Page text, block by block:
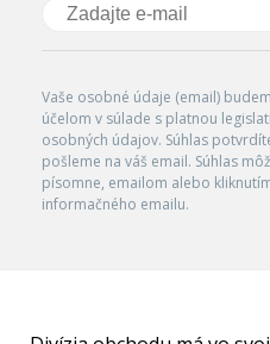
Vaše osobné údaje (email)
účelom v súlade s platnou
osobných údajov. Súhlas
pošleme na váš email. Súhlas
písomne, emailom alebo
informačného emailu.